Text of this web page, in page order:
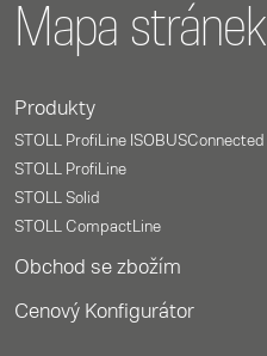
Mapa stránek
Produkty
STOLL ProfiLine ISOBUSConnected
STOLL ProfiLine
STOLL Solid
STOLL CompactLine
Obchod se zbožím
Cenový Konfigurátor